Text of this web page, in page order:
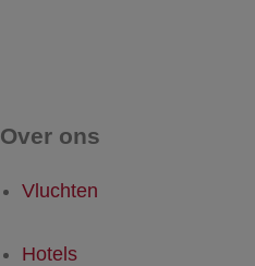
Over ons
Vluchten
Hotels